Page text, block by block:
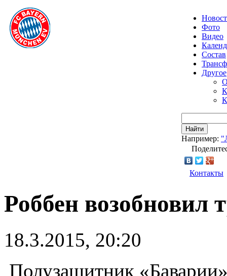
Фото
Видео
Состав
Другое
Найти
Например:
Контакты
Роббен возобновил
18.3.2015, 20:20
Полузащитник